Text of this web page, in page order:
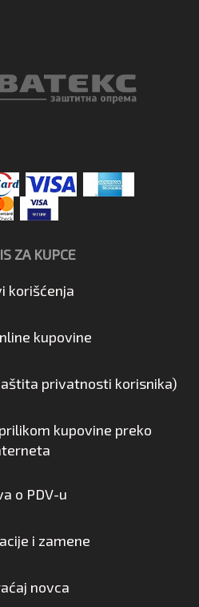
ZA KUPCE
korišćenja
kupovine
privatnosti korisnika)
kupovine preko
o PDV-u
i zamene
novca